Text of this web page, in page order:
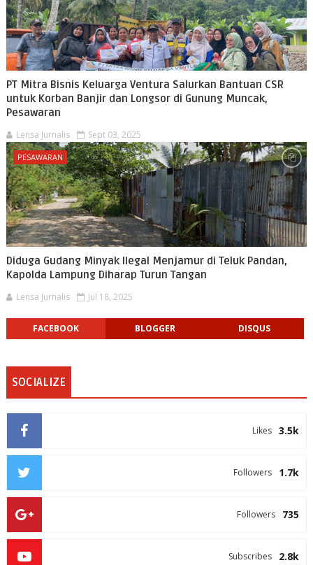
PT Mitra Bisnis Keluarga Ventura Salurkan Bantuan CSR
untuk Korban Banjir dan Longsor di Gunung Muncak,
Pesawaran
Lensa Jurnalis Sept 03, 2025
PESAWARAN
Diduga Gudang Minyak Ilegal Menjamur di Teluk Pandan,
Kapolda Lampung Diharap Turun Tangan
Lensa Jurnalis Jul 18, 2025
FACEBOOK BLOGGER DISQUS
SOCIALIZE
3.5k
Likes
1.7k
Followers
735
Followers
2.8k
Subscribes